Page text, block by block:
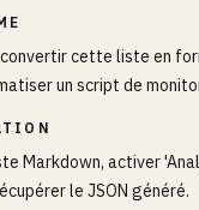
cette liste en
un script de
Markdown, activer
le JSON généré.